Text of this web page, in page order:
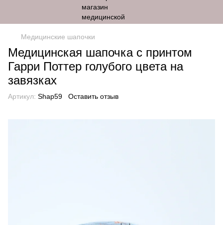
Медицинские шапочки
Медицинская шапочка с принтом
Гарри Поттер голубого цвета на
завязках
Артикул: Shap59 Оставить отзыв